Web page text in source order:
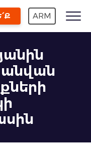
ARM
անվան